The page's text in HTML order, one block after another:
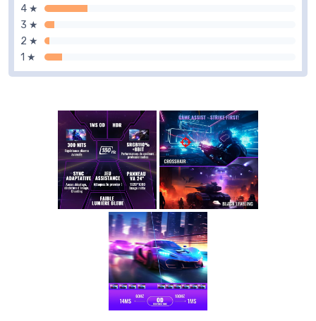
4 ★
3 ★
2 ★
1 ★